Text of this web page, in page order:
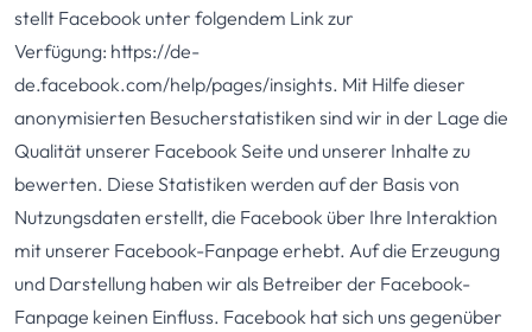
stellt Facebook unter folgendem Link zur
Verfügung: https://de-
de.facebook.com/help/pages/insights. Mit Hilfe dieser
anonymisierten Besucherstatistiken sind wir in der Lage die
Qualität unserer Facebook Seite und unserer Inhalte zu
bewerten. Diese Statistiken werden auf der Basis von
Nutzungsdaten erstellt, die Facebook über Ihre Interaktion
mit unserer Facebook-Fanpage erhebt. Auf die Erzeugung
und Darstellung haben wir als Betreiber der Facebook-
Fanpage keinen Einfluss. Facebook hat sich uns gegenüber